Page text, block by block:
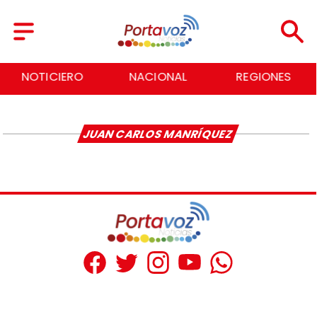
NOTICIERO NACIONAL REGIONES
JUAN CARLOS MANRÍQUEZ